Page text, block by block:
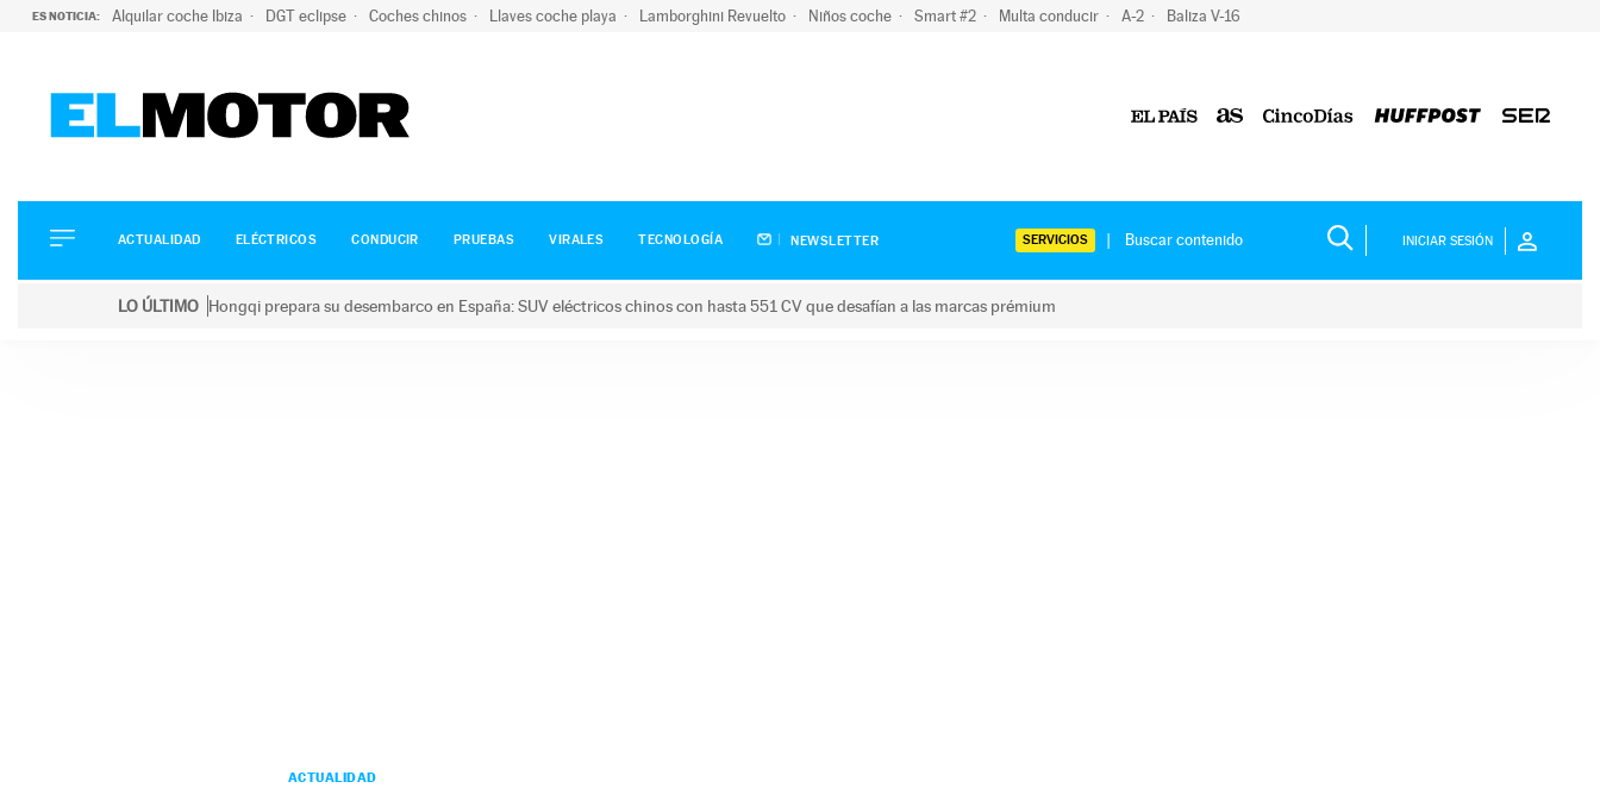
ES NOTICIA: Alquilar coche Ibiza DGT eclipse Coches chinos Llaves coche playa Lamborghini Revuelto Niños coche Smart #2 Multa conducir A-2 Baliza V-16
ELÉCTRICOS
CONDUCIR
ACTUALIDAD ELÉCTRICOS CONDUCIR PRUEBAS VIRALES TECNOLOGÍA NEWSLETTER SERVICIOS INICIAR SESIÓN
LO ÚLTIMO Hongqi prepara su desembarco en España: SUV eléctricos chinos con hasta 551 CV que desafían a las marcas prémium
ACTUALIDAD